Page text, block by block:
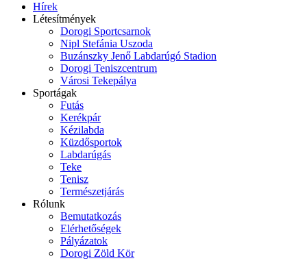
Hírek
Létesítmények
Dorogi Sportcsarnok
Nipl Stefánia Uszoda
Buzánszky Jenő Labdarúgó Stadion
Dorogi Teniszcentrum
Városi Tekepálya
Sportágak
Futás
Kerékpár
Kézilabda
Küzdősportok
Labdarúgás
Teke
Tenisz
Természetjárás
Rólunk
Bemutatkozás
Elérhetőségek
Pályázatok
Dorogi Zöld Kör